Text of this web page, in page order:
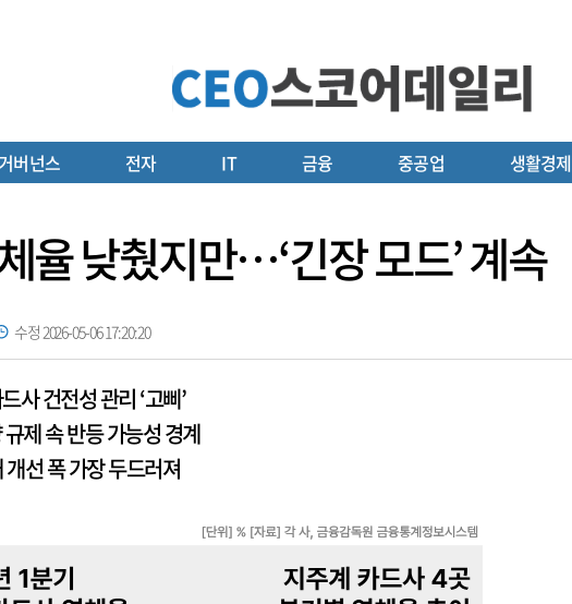
거버넌스 전자 IT 금융 중공업 생활경제
율 낮췄지만…‘긴장 모드’ 계속
수정 2026-05-06 17:20:20
사 건전성 관리 ‘고삐’
제 속 반등 가능성 경계
선 폭 가장 두드러져